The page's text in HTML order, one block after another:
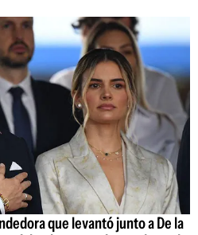
que levantó junto a De la